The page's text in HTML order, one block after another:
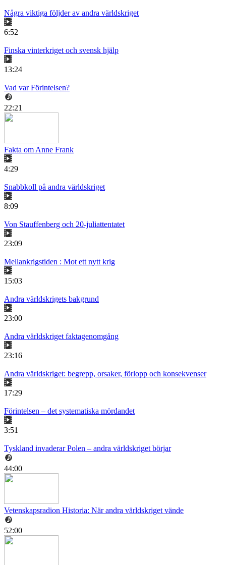
Några viktiga följder av andra världskriget
6:52
Finska vinterkriget och svensk hjälp
13:24
Vad var Förintelsen?
22:21
Fakta om Anne Frank
4:29
Snabbkoll på andra världskriget
8:09
Von Stauffenberg och 20-juliattentatet
23:09
Mellankrigstiden : Mot ett nytt krig
15:03
Andra världskrigets bakgrund
23:00
Andra världskriget faktagenomgång
23:16
Andra världskriget: begrepp, orsaker, förlopp och konsekvenser
17:29
Förintelsen – det systematiska mördandet
3:51
Tyskland invaderar Polen – andra världskriget börjar
44:00
Vetenskapsradion Historia: När andra världskriget vände
52:00